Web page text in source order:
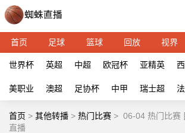
首页 足球 篮球 回放 视界
世界杯 英超 中超 欧冠杯 亚精英
美职业 澳超 足协杯 中甲 瑞士超
首页 > 其他转播 > 热门比赛 > 06-04 热门比赛
直播